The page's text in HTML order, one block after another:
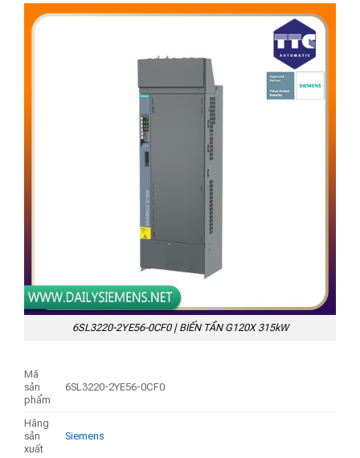
6SL3220-2YE56-0CF0 | BIẾN TẦN G120X 315kW
Mã
sản
phẩm
6SL3220-2YE56-0CF0
Hãng
sản
xuất
Siemens